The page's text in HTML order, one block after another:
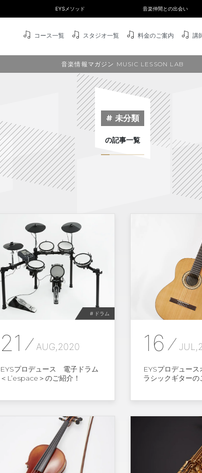
EYSメソッド 音楽仲間との出会い
コース一覧 スタジオ一覧 料金のご案内 講
音楽情報マガジン MUSIC LESSON LAB
# 未分類
の記事一覧
# ドラム
21 AUG,2020
EYSプロデュース 電子ドラム
＜L’espace＞のご紹介！
16
EYSプロデュース
ラシックギターの